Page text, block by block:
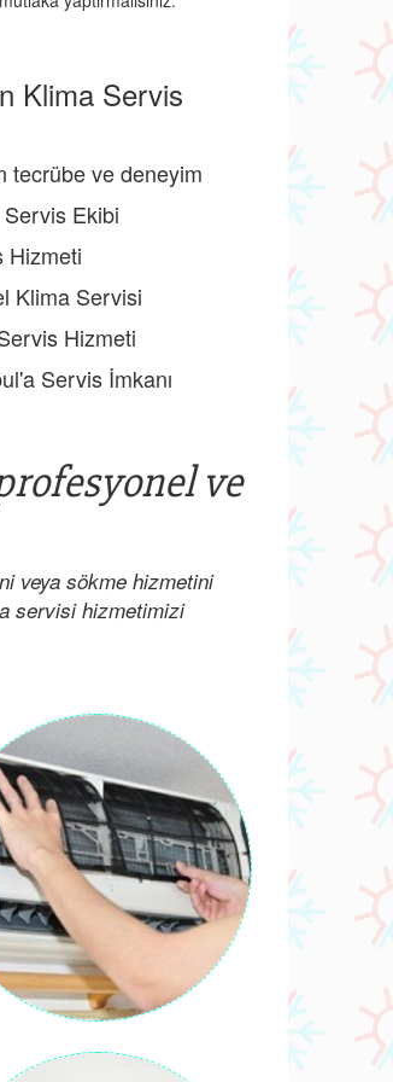
Klima Servis
tecrübe ve deneyim
Ekibi
Hizmeti
Klima Servisi
Hizmeti
Servis İmkanı
ve
veya sökme hizmetini
servisi hizmetimizi